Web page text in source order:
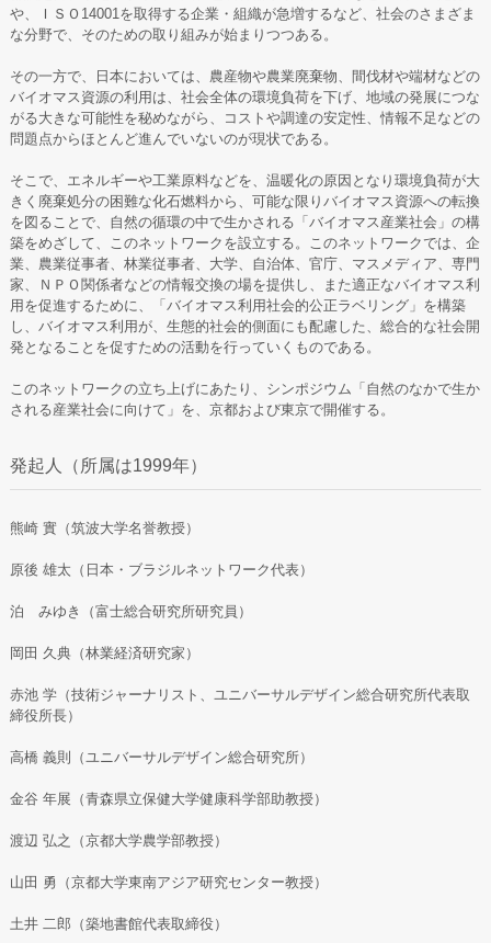
や、ＩＳＯ14001を取得する企業・組織が急増するなど、社会のさまざま
な分野で、そのための取り組みが始まりつつある。
その一方で、日本においては、農産物や農業廃棄物、間伐材や端材などの
バイオマス資源の利用は、社会全体の環境負荷を下げ、地域の発展につな
がる大きな可能性を秘めながら、コストや調達の安定性、情報不足などの
問題点からほとんど進んでいないのが現状である。
そこで、エネルギーや工業原料などを、温暖化の原因となり環境負荷が大
きく廃棄処分の困難な化石燃料から、可能な限りバイオマス資源への転換
を図ることで、自然の循環の中で生かされる「バイオマス産業社会」の構
築をめざして、このネットワークを設立する。このネットワークでは、企
業、農業従事者、林業従事者、大学、自治体、官庁、マスメディア、専門
家、ＮＰＯ関係者などの情報交換の場を提供し、また適正なバイオマス利
用を促進するために、「バイオマス利用社会的公正ラベリング」を構築
し、バイオマス利用が、生態的社会的側面にも配慮した、総合的な社会開
発となることを促すための活動を行っていくものである。
このネットワークの立ち上げにあたり、シンポジウム「自然のなかで生か
される産業社会に向けて」を、京都および東京で開催する。
発起人（所属は1999年）
熊崎 實（筑波大学名誉教授）
原後 雄太（日本・ブラジルネットワーク代表）
泊 みゆき（富士総合研究所研究員）
岡田 久典（林業経済研究家）
赤池 学（技術ジャーナリスト、ユニバーサルデザイン総合研究所代表取
締役所長）
高橋 義則（ユニバーサルデザイン総合研究所）
金谷 年展（青森県立保健大学健康科学部助教授）
渡辺 弘之（京都大学農学部教授）
山田 勇（京都大学東南アジア研究センター教授）
土井 二郎（築地書館代表取締役）